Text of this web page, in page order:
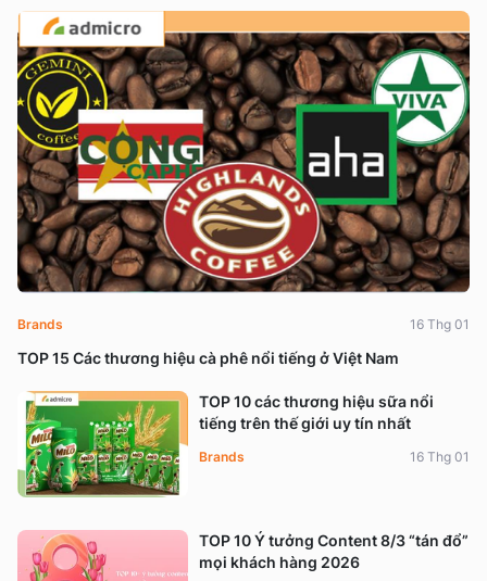
TOP 15 Các thương hiệu cà phê nổi tiếng ở Việt Nam
Brands 16 Thg 01
TOP 10 các thương hiệu sữa nổi
tiếng trên thế giới uy tín nhất
Brands 16 Thg 01
TOP 10 Ý tưởng Content 8/3 “tán đổ”
mọi khách hàng 2026